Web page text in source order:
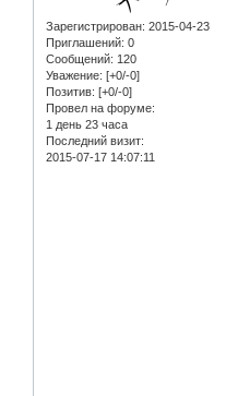
Зарегистрирован: 2015-04-23
Приглашений: 0
Сообщений: 120
Уважение: [+0/-0]
Позитив: [+0/-0]
Провел на форуме:
1 день 23 часа
Последний визит:
2015-07-17 14:07:11